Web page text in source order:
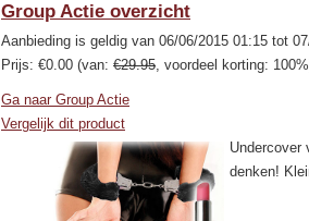
Group Actie overzicht
Aanbieding is geldig van 06/06/2015 01:15 tot
Prijs: €0.00 (van: €29.95, voordeel korting:
Ga naar Group Actie
Vergelijk dit product
Undercover
denken!